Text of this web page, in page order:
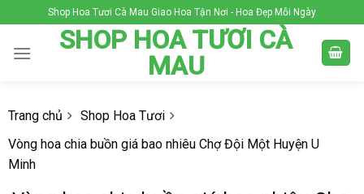
to
content
Shop Hoa Tươi Cà Mau Giao Hoa Tận Nơi - Hoa Đẹp Mỗi Ngày
SHOP HOA TƯƠI CÀ
MAU
Trang chủ
Shop Hoa Tươi
Vòng hoa chia buồn giá bao nhiêu Chợ Đội Một Huyện U
Minh